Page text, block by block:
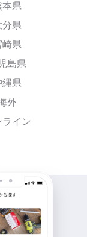
本県
分県
崎県
島県
縄県
外
ライン